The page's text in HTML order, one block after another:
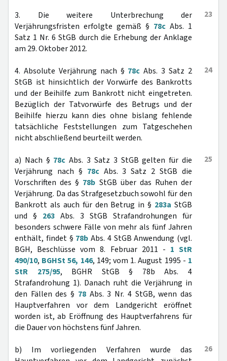
23
3. Die weitere Unterbrechung der
Verjährungsfristen erfolgte gemäß § 78c Abs. 1
Satz 1 Nr. 6 StGB durch die Erhebung der Anklage
am 29. Oktober 2012.
24
4. Absolute Verjährung nach § 78c Abs. 3 Satz 2
StGB ist hinsichtlich der Vorwürfe des Bankrotts
und der Beihilfe zum Bankrott nicht eingetreten.
Bezüglich der Tatvorwürfe des Betrugs und der
Beihilfe hierzu kann dies ohne bislang fehlende
tatsächliche Feststellungen zum Tatgeschehen
nicht abschließend beurteilt werden.
25
a) Nach § 78c Abs. 3 Satz 3 StGB gelten für die
Verjährung nach § 78cAbs. 3 Satz 2 StGB die
Vorschriften des § 78b StGB über das Ruhen der
Verjährung. Da das Strafgesetzbuch sowohl für den
Bankrott als auch für den Betrug in § 283a StGB
und § 263 Abs. 3 StGB Strafandrohungen für
besonders schwere Fälle von mehr als fünf Jahren
enthält, findet § 78b Abs. 4 StGB Anwendung (vgl.
BGH, Beschlüsse vom 8. Februar 2011 - 1 StR
490/10, BGHSt 56, 146, 149; vom 1. August 1995 - 1
StR 275/95, BGHR StGB § 78b Abs. 4
Strafandrohung 1). Danach ruht die Verjährung in
den Fällen des § 78Abs. 3 Nr. 4 StGB, wenn das
Hauptverfahren vor dem Landgericht eröffnet
worden ist, ab Eröffnung des Hauptverfahrens für
die Dauer von höchstens fünf Jahren.
26
b) Im vorliegenden Verfahren wurde das